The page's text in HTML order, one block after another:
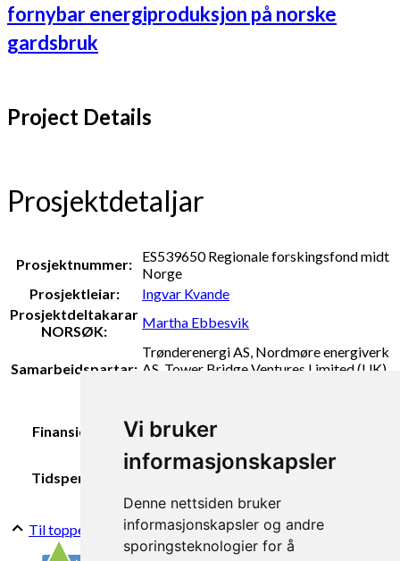
Vi bruker
informasjonskapsler
Denne nettsiden bruker
informasjonskapsler og andre
sporingsteknologier for å
fornybar energiproduksjon på norske
gardsbruk
Project Details
Prosjektdetaljar
Prosjektnummer:
ES539650 Regionale forskingsfond midt
Norge
Prosjektleiar:
Ingvar Kvande
Prosjektdeltakarar
NORSØK:
Martha Ebbesvik
Samarbeidspartar:
Trønderenergi AS, Nordmøre energiverk
AS, Tower Bridge Ventures Limited (UK),
Finansiering:
Tower Bridge Venture Ltd,
Trønderenergi AS, Nordmøre energiverk
AS
Tidsperiode:
Til toppen